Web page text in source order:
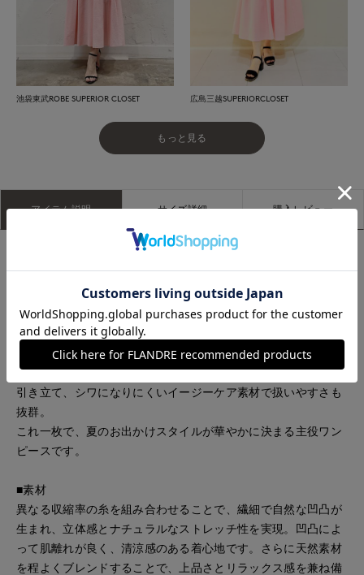
池袋東武ROBE SUPERIOR CLOSET 広島三越SUPERIORCLOSET
もっと見る
アイテム説明 サイズ詳細 購入レビュー
オリジナルのピンクカラーが目を惹く、軽やかで涼しげな凹凸
素材を使用したティアードワンピース。
肌離れが良く、適度な袖丈が大人の上品さを演出し、袖にあし
らったパールが華やかなアクセントに。
空気をはらんだような軽い着心地で、汗ばむ季節でも快適に過
ごせます。
動くたびにふわりと揺れるティアードデザインが女性らしさを
引き立て、シワになりにくいイージーケア素材で扱いやすさも
抜群。
これ一枚で、夏のお出かけスタイルが華やかに決まる主役ワン
ピースです。
■素材
異なる収縮率の糸を組み合わせることで、繊細で自然な凹凸が
生まれ、立体感とナチュラルなストレッチ性を実現。凹凸によ
って肌離れが良く、清涼感のある着心地です。さらに天然素材
を程よくブレンドすることで、上品さとリラックス感を兼ね備